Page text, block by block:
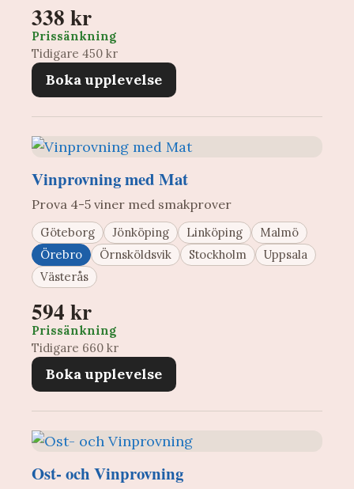
338 kr
Prissänkning
Tidigare 450 kr
Boka upplevelse
Vinprovning med Mat
Prova 4-5 viner med smakprover
Göteborg Jönköping Linköping
Malmö
Örebro
Örnsköldsvik Stockholm
Uppsala
Västerås
594 kr
Prissänkning
Tidigare 660 kr
Boka upplevelse
Ost- och Vinprovning